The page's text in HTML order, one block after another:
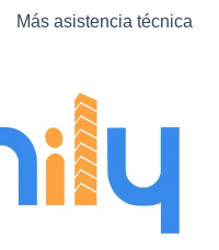
submenú de
Más asistencia técnica